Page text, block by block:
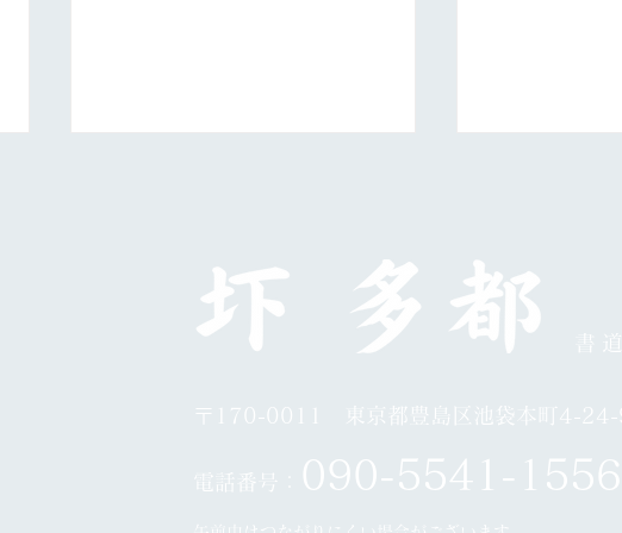
10月24日お
書
〒170-0011 東京都豊島区池袋本町4-24-
電話番号： 090-5541-1556